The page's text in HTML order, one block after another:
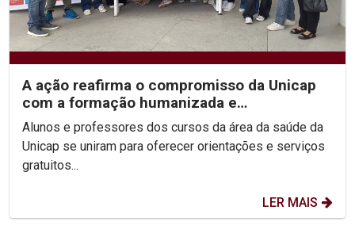
A ação reafirma o compromisso da Unicap
com a formação humanizada e
transformadora dos futuros...
Alunos e professores dos cursos da área da saúde da
Unicap se uniram para oferecer orientações e serviços
gratuitos...
LER MAIS